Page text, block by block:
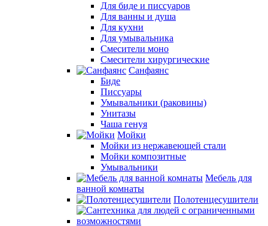
Для биде и писсуаров
Для ванны и душа
Для кухни
Для умывальника
Смесители моно
Смесители хирургические
Санфаянс
Биде
Писсуары
Умывальники (раковины)
Унитазы
Чаша генуя
Мойки
Мойки из нержавеющей стали
Мойки композитные
Умывальники
Мебель для
ванной комнаты
Полотенцесушители